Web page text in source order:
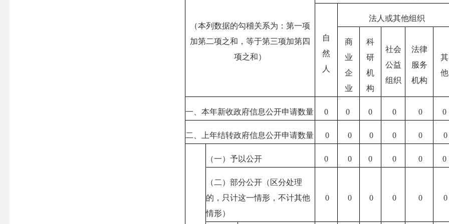
（本列数据的勾稽关系为：第一项
加第二项之和，等于第三项加第四
项之和）
自
然
人
法人或其他组织
商
业
企
业
科
研
机
构
社会
公益
组织
法律
服务
机构
其
他
一、本年新收政府信息公开申请数量 0 0 0 0 0 0
二、上年结转政府信息公开申请数量 0 0 0 0 0 0
（一）予以公开 0 0 0 0 0 0
（二）部分公开（区分处理
的，只计这一情形，不计其他
情形）
0 0 0 0 0 0